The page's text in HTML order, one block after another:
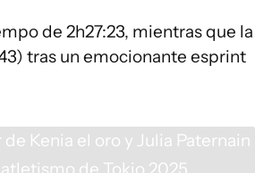
de 2h27:23, mientras que la
tras un emocionante esprint